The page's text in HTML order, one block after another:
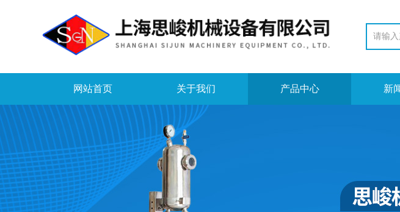
网站首页 关于我们 产品中心 新